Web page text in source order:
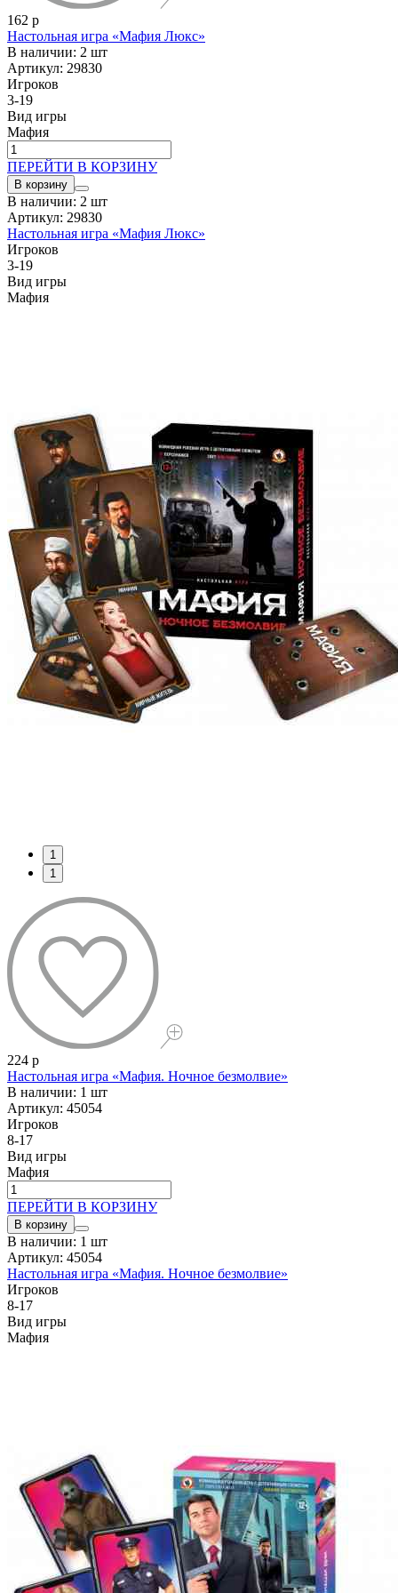
162 р
Настольная игра «Мафия Люкс»
В наличии: 2 шт
Артикул: 29830
Игроков
3-19
Вид игры
Мафия
ПЕРЕЙТИ В КОРЗИНУ
В корзину
В наличии: 2 шт
Артикул: 29830
Настольная игра «Мафия Люкс»
Игроков
3-19
Вид игры
Мафия
1
1
224 р
Настольная игра «Мафия. Ночное безмолвие»
В наличии: 1 шт
Артикул: 45054
Игроков
8-17
Вид игры
Мафия
ПЕРЕЙТИ В КОРЗИНУ
В корзину
В наличии: 1 шт
Артикул: 45054
Настольная игра «Мафия. Ночное безмолвие»
Игроков
8-17
Вид игры
Мафия